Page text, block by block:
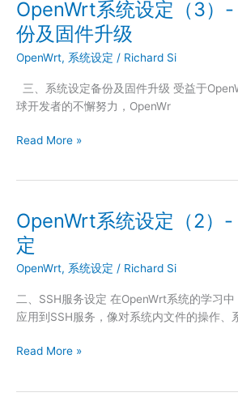
DHCP
客
户
如
何
得
定
IP
地
址？
OpenWrt系统设定（3）
份及固件升级
OpenWrt, 系统设定 / Richard Si
三、系统设定备份及固件升级 受益于
球开发者的不懈努力，OpenWr
OpenWrt
定
（3）-
系
统
定
备
及
件
Read More »
OpenWrt系统设定（2）-
定
OpenWrt, 系统设定 / Richard Si
二、SSH服务设定 在OpenWrt系统的学习
应用到SSH服务，像对系统内文件的操作、
OpenWrt
Read More »